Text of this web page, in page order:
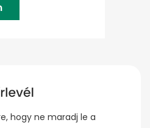
hogy ne maradj le a